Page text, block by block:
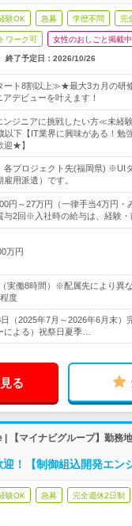
験OK 急募 学歴不問 完
ワーク可 女性のおしごと掲載中
終了予定日： 2026/10/26
ート8割以上≫★最大3カ月の研
デビューを叶えます！
ンジニアに挑戦したい方≪未経
下【IT業界に興味がある！勉
迎★】
各プロジェクト先(福岡県) ※UI
用派遣）です。
円～27万円（一律手当4万円・
与2回※入社時の給与は、経験・
万円
実働8時間）※配属先により異
度
（2025年7月～2026年6月末）
による）祝祭日夏季…
る
| 【マイナビグループ】勤務
！【制御組込開発エン
験OK 急募 完全週休2日制